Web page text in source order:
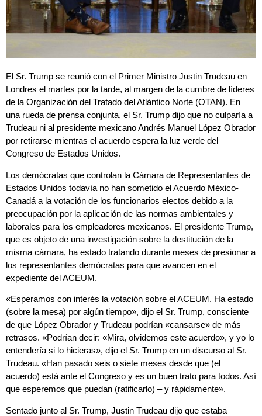
El Sr. Trump se reunió con el Primer Ministro Justin Trudeau en
Londres el martes por la tarde, al margen de la cumbre de líderes
de la Organización del Tratado del Atlántico Norte (OTAN). En
una rueda de prensa conjunta, el Sr. Trump dijo que no culparía a
Trudeau ni al presidente mexicano Andrés Manuel López Obrador
por retirarse mientras el acuerdo espera la luz verde del
Congreso de Estados Unidos.
Los demócratas que controlan la Cámara de Representantes de
Estados Unidos todavía no han sometido el Acuerdo México-
Canadá a la votación de los funcionarios electos debido a la
preocupación por la aplicación de las normas ambientales y
laborales para los empleadores mexicanos. El presidente Trump,
que es objeto de una investigación sobre la destitución de la
misma cámara, ha estado tratando durante meses de presionar a
los representantes demócratas para que avancen en el
expediente del ACEUM.
«Esperamos con interés la votación sobre el ACEUM. Ha estado
(sobre la mesa) por algún tiempo», dijo el Sr. Trump, consciente
de que López Obrador y Trudeau podrían «cansarse» de más
retrasos. «Podrían decir: «Mira, olvidemos este acuerdo», y yo lo
entendería si lo hicieras», dijo el Sr. Trump en un discurso al Sr.
Trudeau. «Han pasado seis o siete meses desde que (el
acuerdo) está ante el Congreso y es un buen trato para todos. Así
que esperemos que puedan (ratificarlo) – y rápidamente».
Sentado junto al Sr. Trump, Justin Trudeau dijo que estaba